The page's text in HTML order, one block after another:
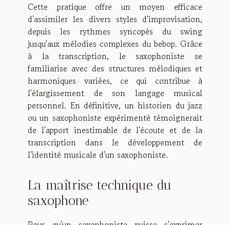
Cette pratique offre un moyen efficace
d'assimiler les divers styles d'improvisation,
depuis les rythmes syncopés du swing
jusqu'aux mélodies complexes du bebop. Grâce
à la transcription, le saxophoniste se
familiarise avec des structures mélodiques et
harmoniques variées, ce qui contribue à
l'élargissement de son langage musical
personnel. En définitive, un historien du jazz
ou un saxophoniste expérimenté témoignerait
de l'apport inestimable de l'écoute et de la
transcription dans le développement de
l'identité musicale d'un saxophoniste.
La maîtrise technique du
saxophone